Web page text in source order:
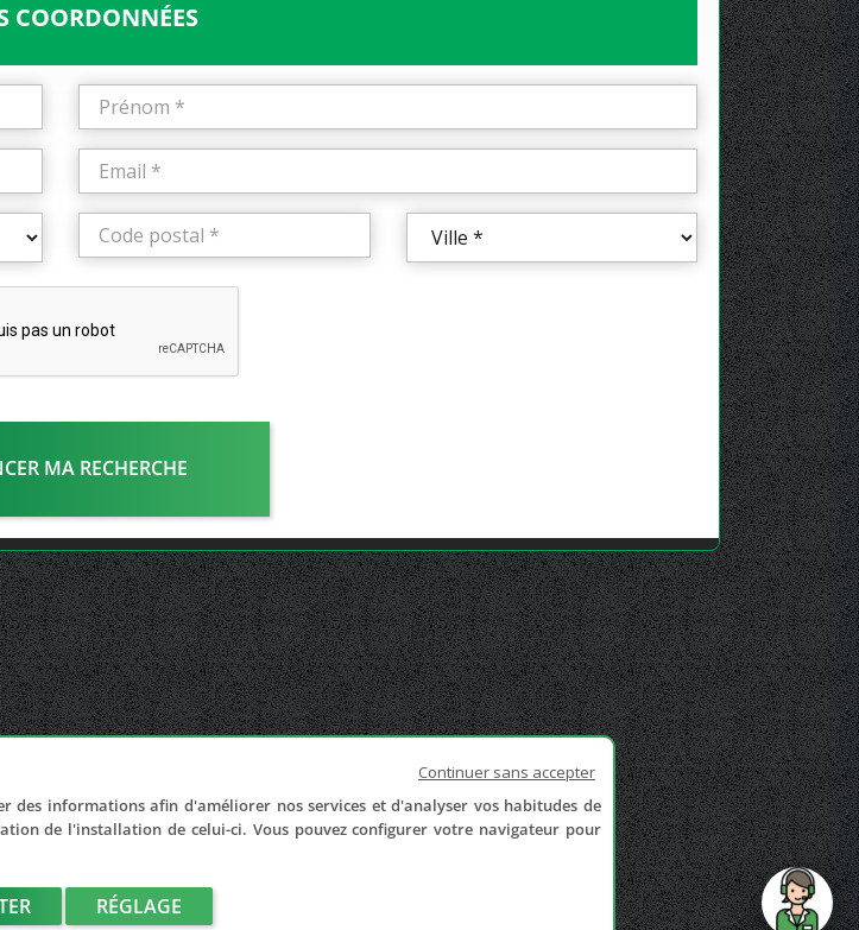
COORDONNÉES
MA RECHERCHE
Continuer sans accepter
des informations afin d'améliorer nos services et d'analyser vos habitudes de
de l'installation de celui-ci. Vous pouvez configurer votre navigateur pour
RÉGLAGE